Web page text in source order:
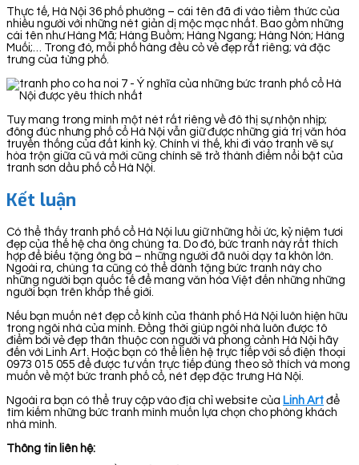
Thực tế, Hà Nội 36 phố phường – cái tên đã đi vào tiềm thức của
nhiều người với những nét giản dị mộc mạc nhất. Bao gồm những
cái tên như Hàng Mã; Hàng Buồm; Hàng Ngang; Hàng Nón; Hàng
Muối;… Trong đó, mỗi phố hàng đều cỏ vẻ đẹp rất riêng; và đặc
trưng của từng phố.
Tuy mang trong mình một nét rất riêng về đô thị sự nhộn nhịp;
đông đúc nhưng phố cổ Hà Nội vẫn giữ được những giá trị văn hóa
truyền thống của đất kinh kỳ. Chính vì thế, khi đi vào tranh vẽ sự
hòa trộn giữa cũ và mới cũng chính sẽ trở thành điểm nổi bật của
tranh sơn dầu phố cổ Hà Nội.
Kết luận
Có thể thấy tranh phố cổ Hà Nội lưu giữ những hồi ức, kỷ niệm tươi
đẹp của thế hệ cha ông chúng ta. Do đó, bức tranh này rất thích
hợp để biếu tặng ông bà – những người đã nuôi dạy ta khôn lớn.
Ngoài ra, chúng ta cũng có thể dành tặng bức tranh này cho
những người bạn quốc tế để mang văn hóa Việt đến những những
người bạn trên khắp thế giới.
Nếu bạn muốn nét đẹp cổ kính của thành phố Hà Nội luôn hiện hữu
trong ngôi nhà của mình. Đồng thời giúp ngôi nhà luôn được tô
điểm bới vẻ đẹp thân thuộc con người và phong cảnh Hà Nội hãy
đến với Linh Art. Hoặc bạn có thể liên hệ trực tiếp với số điện thoại
0973 015 055 để được tư vấn trực tiếp đúng theo sở thích và mong
muốn về một bức tranh phố cổ, nét đẹp đặc trưng Hà Nội.
Ngoài ra bạn có thể truy cập vào địa chỉ website của Linh Art để
tìm kiếm những bức tranh mình muốn lựa chọn cho phòng khách
nhà mình.
Thông tin liên hệ: